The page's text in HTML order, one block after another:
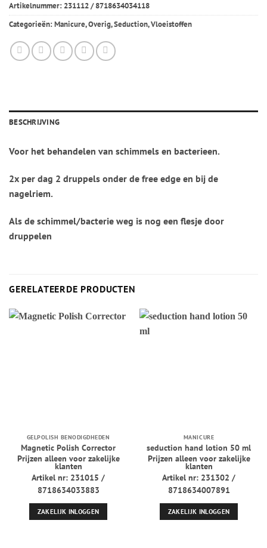
Artikelnummer: 231112 / 8718634034118
Categorieën:Manicure,Overig,Seduction,Vloeistoffen
BESCHRIJVING
Voor het behandelen van schimmels en bacterieen.
2x per dag 2 druppels onder de free edge en bij de
nagelriem.
Als de schimmel/bacterie weg is nog een flesje door
druppelen
GERELATEERDE PRODUCTEN
GELPOLISH BENODIGDHEDEN
Magnetic Polish Corrector
Prijzen alleen voor zakelijke
klanten
Artikel nr: 231015 /
8718634033883
ZAKELIJK INLOGGEN
MANICURE
seduction hand lotion 50 ml
Prijzen alleen voor zakelijke
klanten
Artikel nr: 231302 /
8718634007891
ZAKELIJK INLOGGEN